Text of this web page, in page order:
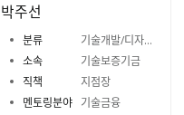
박주선
분류
기술개발/디자인/벤처캐피털
소속
기술보증기금
직책
지점장
멘토링분야 기술금융